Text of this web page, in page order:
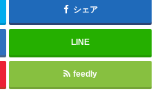
シェア
LINE
feedly